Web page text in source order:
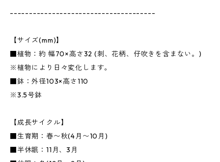
--------------------------------------
【サイズ(mm)】
■植物：約 幅70×高さ32 (刺、花柄、仔吹きを含まない。)
※植物により日々変化します。
■鉢：外径103×高さ110
※3.5号鉢
【成長サイクル】
■生育期：春〜秋(4月〜10月)
■半休眠：11月、3月